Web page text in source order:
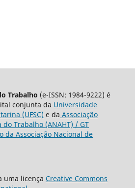
Trabalho (e-ISSN: 1984-9222) é
conjunta da Universidade
(UFSC) e da Associação
Trabalho (ANAHT) / GT
da Associação Nacional de
uma licença Creative Commons